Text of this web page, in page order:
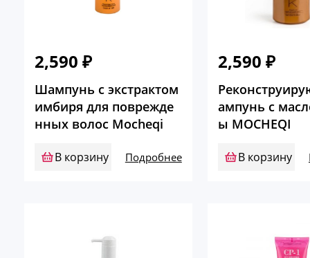
2,590 ₽
Шампунь с экстрактом
имбиря для поврежде
нных волос Mocheqi
В корзину Подробнее
2,590₽
ампунь с
ы MOCHEQI
В корзину